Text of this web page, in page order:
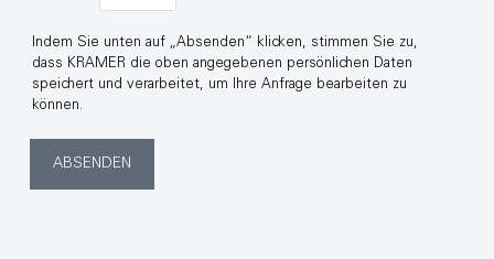
Indem Sie unten auf „Absenden“ klicken, stimmen Sie zu,
dass KRAMER die oben angegebenen persönlichen Daten
speichert und verarbeitet, um Ihre Anfrage bearbeiten zu
können.
ABSENDEN